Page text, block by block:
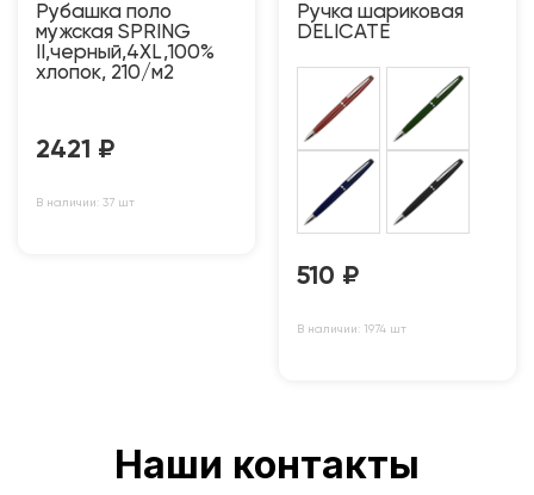
Рубашка поло
мужская SPRING
II,черный,4XL,100%
хлопок, 210/м2
2421 ₽
В наличии: 37 шт
Ручка шариковая
DELICATE
510 ₽
В наличии: 1974 шт
Наши контакты